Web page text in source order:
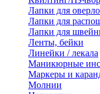
Лапки для
Лапки для
Лапки для
Ленты, бейки
Линейки / лекала
Маникюрные
Маркеры и
Молнии